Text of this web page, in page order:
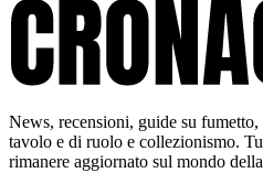
News, recensioni, guide su
tavolo e di ruolo e collezionismo.
rimanere aggiornato sul mondo